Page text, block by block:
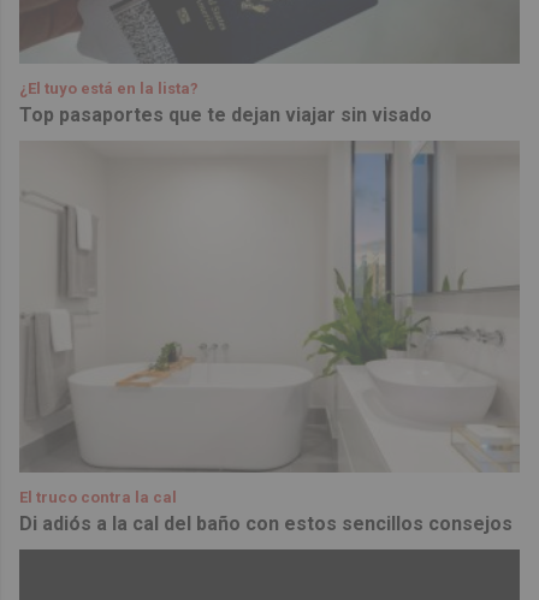
¿El tuyo está en la lista?
Top pasaportes que te dejan viajar sin visado
El truco contra la cal
Di adiós a la cal del baño con estos sencillos consejos